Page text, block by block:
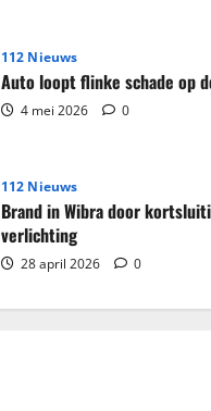
112 Nieuws
Auto loopt flinke schade op
4 mei 2026 0
112 Nieuws
Brand in Wibra door
verlichting
28 april 2026 0